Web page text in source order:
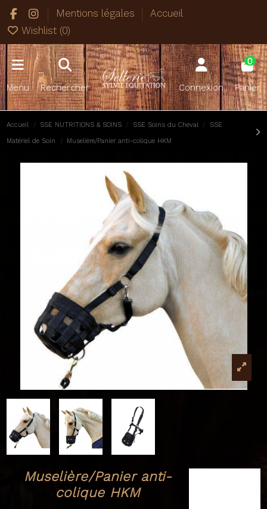
Mentions légales
Accueil
Wishlist (0)
Menu Rechercher Connexion
0
Panier
Accueil SSE NUTRITIONS & SOINS SSE Soins du Cheval SSE
Matériel de Soin Muselière/Panier anti-colique HKM
Muselière/Panier anti-
colique HKM